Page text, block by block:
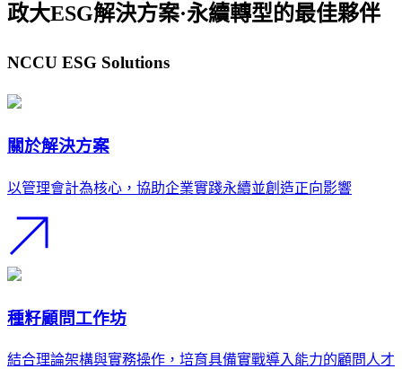
政大ESG解決方案·永續轉型的最佳夥伴
NCCU ESG Solutions
關於解決方案
以管理會計為核心，協助企業實踐永續並創造正向影響
種籽顧問工作坊
結合理論架構與實務操作，培育具備實戰導入能力的顧問人才